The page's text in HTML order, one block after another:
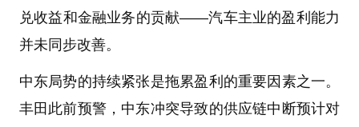
兑收益和金融业务的贡献——汽车主业的盈利能力
并未同步改善。
中东局势的持续紧张是拖累盈利的重要因素之一。
丰田此前预警，中东冲突导致的供应链中断预计对